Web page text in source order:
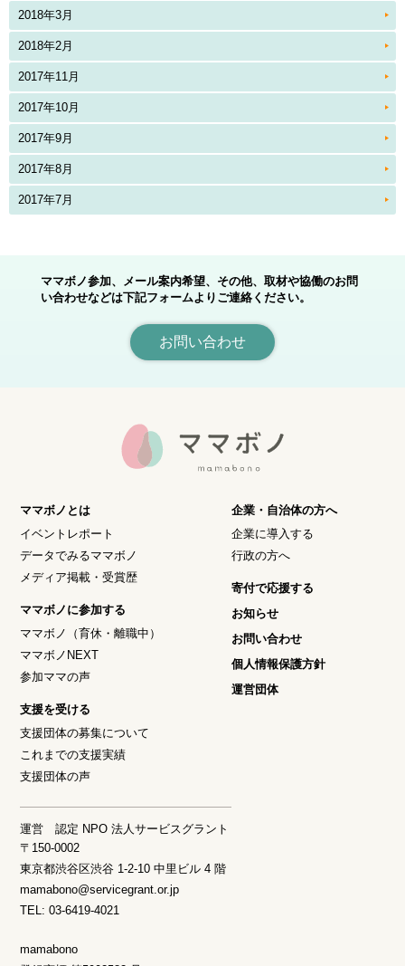
2018年3月
2018年2月
2017年11月
2017年10月
2017年9月
2017年8月
2017年7月
ママボノ参加、メール案内希望、その他、取材や協働のお問
い合わせなどは下記フォームよりご連絡ください。
お問い合わせ
ママボノとは
イベントレポート
データでみるママボノ
メディア掲載・受賞歴
ママボノに参加する
ママボノ（育休・離職中）
ママボノNEXT
参加ママの声
支援を受ける
支援団体の募集について
これまでの支援実績
支援団体の声
企業・自治体の方へ
企業に導入する
行政の方へ
寄付で応援する
お知らせ
お問い合わせ
個人情報保護方針
運営団体
運営 認定 NPO 法人サービスグラント
〒150-0002
東京都渋谷区渋谷 1-2-10 中里ビル 4 階
mamabono@servicegrant.or.jp
TEL: 03-6419-4021
mamabono